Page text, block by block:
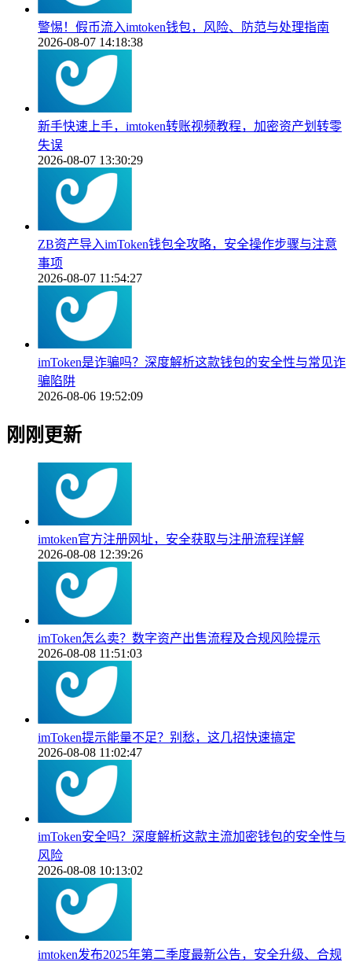
警惕！假币流入imtoken钱包，风险、防范与处理指南
2026-08-07 14:18:38
新手快速上手，imtoken转账视频教程，加密资产划转零
失误
2026-08-07 13:30:29
ZB资产导入imToken钱包全攻略，安全操作步骤与注意
事项
2026-08-07 11:54:27
imToken是诈骗吗？深度解析这款钱包的安全性与常见诈
骗陷阱
2026-08-06 19:52:09
刚刚更新
imtoken官方注册网址，安全获取与注册流程详解
2026-08-08 12:39:26
imToken怎么卖？数字资产出售流程及合规风险提示
2026-08-08 11:51:03
imToken提示能量不足？别愁，这几招快速搞定
2026-08-08 11:02:47
imToken安全吗？深度解析这款主流加密钱包的安全性与
风险
2026-08-08 10:13:02
imtoken发布2025年第二季度最新公告，安全升级、合规